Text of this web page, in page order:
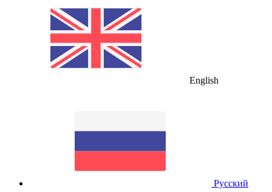
English
Русский